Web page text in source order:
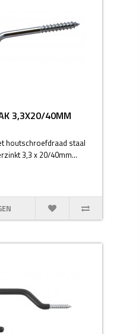
3,3X20/40MM
houtschroefdraad staal
3,3 x 20/40mm...